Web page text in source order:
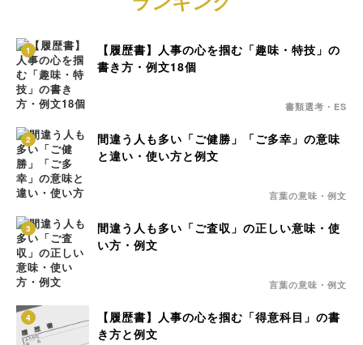
1
【履歴書】人事の心を掴む「趣味・特技」の
書き方・例文18個
書類選考・ES
2
間違う人も多い「ご健勝」「ご多幸」の意味
と違い・使い方と例文
言葉の意味・例文
3
間違う人も多い「ご査収」の正しい意味・使
い方・例文
言葉の意味・例文
4
【履歴書】人事の心を掴む「得意科目」の書
き方と例文